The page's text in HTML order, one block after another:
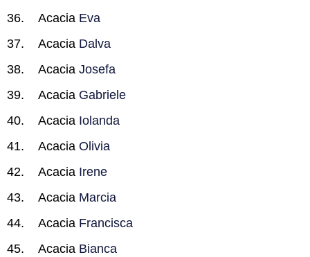
Acacia Eva
Acacia Dalva
Acacia Josefa
Acacia Gabriele
Acacia Iolanda
Acacia Olivia
Acacia Irene
Acacia Marcia
Acacia Francisca
Acacia Bianca